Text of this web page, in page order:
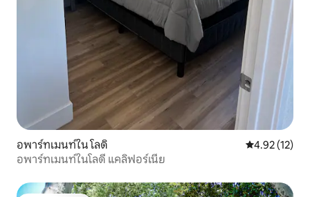
อพาร์ทเมนท์ใน โลดิ คะแนนเฉลี่ย
4.92 (12)
อพาร์ทเมนท์ในโลดี แคลิฟอร์เนีย